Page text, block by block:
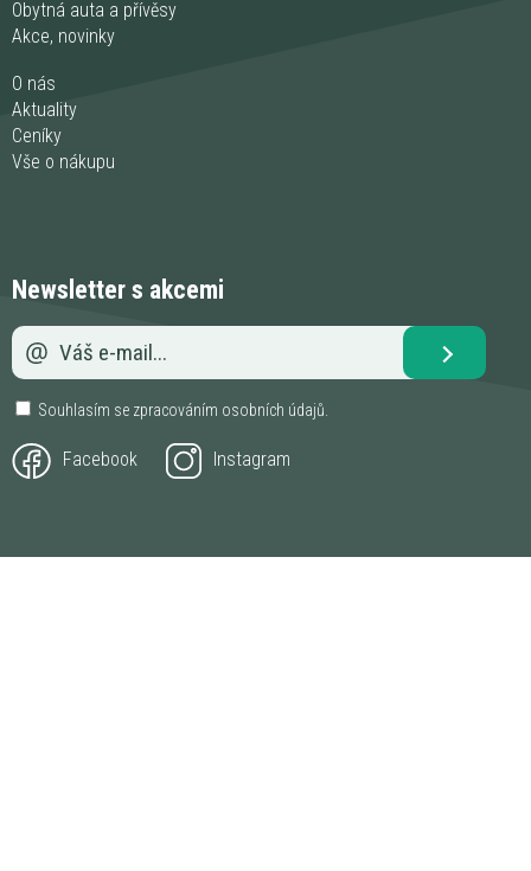
Obytná auta a přívěsy
Akce, novinky
O nás
Aktuality
Ceníky
Vše o nákupu
Newsletter s akcemi
Souhlasím se zpracováním osobních údajů.
Facebook Instagram